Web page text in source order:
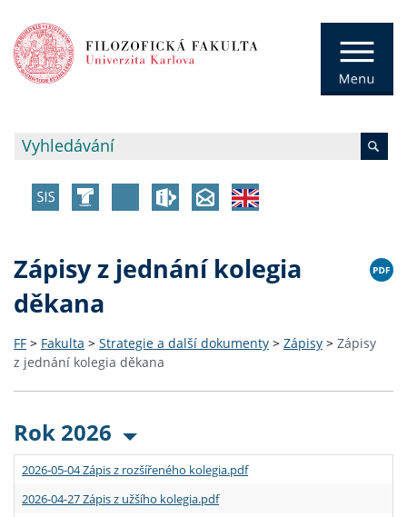
Zápisy z jednání kolegia
děkana
FF > Fakulta > Strategie a další dokumenty > Zápisy > Zápisy
z jednání kolegia děkana
Rok 2026
2026-05-04 Zápis z rozšířeného kolegia.pdf
2026-04-27 Zápis z užšího kolegia.pdf